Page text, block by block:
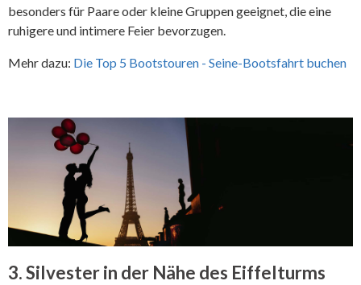
besonders für Paare oder kleine Gruppen geeignet, die eine
ruhigere und intimere Feier bevorzugen.
Mehr dazu: Die Top 5 Bootstouren - Seine-Bootsfahrt buchen
3. Silvester in der Nähe des Eiffelturms